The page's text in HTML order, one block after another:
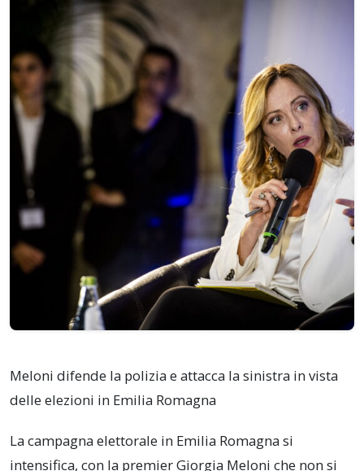
Meloni difende la polizia e attacca la sinistra in vista
delle elezioni in Emilia Romagna
La campagna elettorale in Emilia Romagna si
intensifica, con la premier Giorgia Meloni che non si